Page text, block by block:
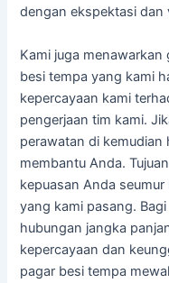
dengan ekspektasi dan
Kami juga
besi tempa yang kami
kepercayaan kami
pengerjaan tim kami.
perawatan di kemudian
membantu Anda.
kepuasan Anda
yang kami pasang.
hubungan jangka
kepercayaan dan
pagar besi tempa